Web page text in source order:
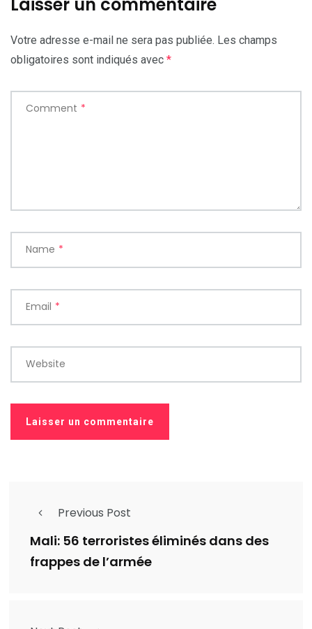
Laisser un commentaire
Votre adresse e-mail ne sera pas publiée. Les champs
obligatoires sont indiqués avec *
Comment *
Name *
Email *
Website
Previous Post
Mali: 56 terroristes éliminés dans des
frappes de l’armée